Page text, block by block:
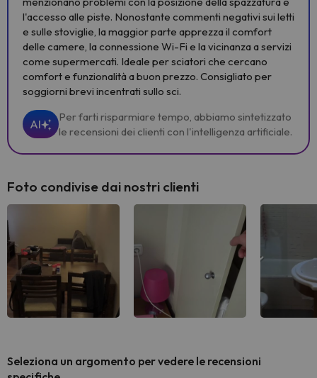
l'accesso alle piste. Nonostante commenti negativi sui letti
e sulle stoviglie, la maggior parte apprezza il comfort
delle camere, la connessione Wi-Fi e la vicinanza a servizi
come supermercati. Ideale per sciatori che cercano
comfort e funzionalità a buon prezzo. Consigliato per
soggiorni brevi incentrati sullo sci.
AI
Per farti risparmiare tempo, abbiamo sintetizzato
le recensioni dei clienti con l'intelligenza artificiale.
Foto condivise dai nostri clienti
Seleziona un argomento per vedere le recensioni